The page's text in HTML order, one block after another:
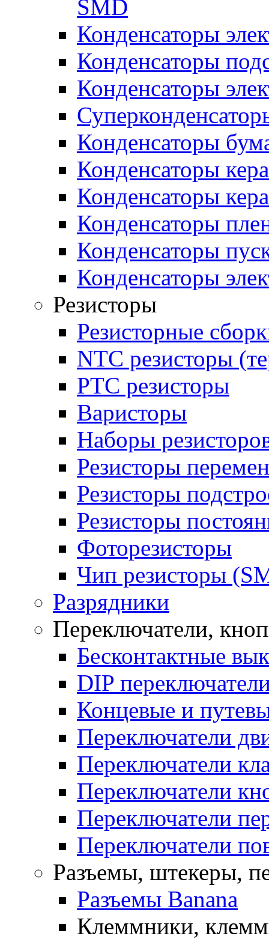
SMD
Конденсаторы
Конденсаторы
Конденсаторы
Конденсаторы
Конденсаторы
Конденсаторы
Конденсаторы
Конденсаторы
Конденсаторы
Резисторы
Резисторные
NTC резисторы
PTC резисторы
Варисторы
Наборы
Резисторы
Резисторы
Резисторы
Фоторезисторы
Чип резисторы
Разрядники
Переключатели,
Бесконтактные
DIP
Концевые и
Переключатели
Переключатели
Переключатели
Переключатели
Переключатели
Разъемы, штекеры,
Разъемы Banana
Клеммники,